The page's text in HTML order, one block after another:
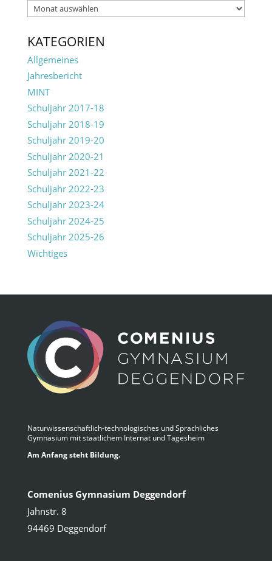
Archiv
KATEGORIEN
Allgemeines
Jahresbericht
MINT
Schuljahr 2017-18
Schuljahr 2018-19
Schuljahr 2019-20
Schuljahr 2020-21
Schuljahr 2021-22
Schuljahr 2022-23
Schuljahr 2023-24
Schuljahr 2024-25
Schuljahr 2025-26
Wichtiges
Naturwissenschaftlich-technologisches und Sprachliches
Gymnasium mit staatlichem Internat und Tagesheim
Am Anfang steht Bildung.
Comenius Gymnasium Deggendorf
Jahnstr. 8
94469 Deggendorf